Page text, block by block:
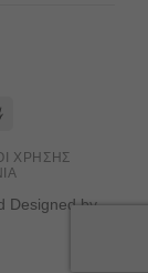
ΧΡΉΣΗΣ
Designed by